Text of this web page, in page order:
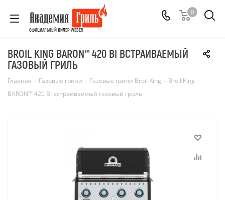
ОФИЦИАЛЬНЫЙ ДИЛЕР WEBER
0
BROIL KING BARON™ 420 BI ВСТРАИВАЕМЫЙ
ГАЗОВЫЙ ГРИЛЬ
Главная - Газовые грили - Газовые грили Broil King - Broil King
BARON™ 420 BI встраиваемый газовый гриль